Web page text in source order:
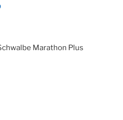
Marathon Plus